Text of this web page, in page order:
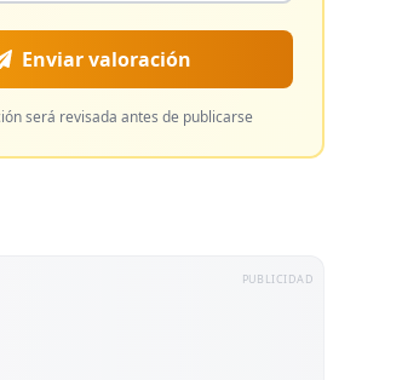
Enviar valoración
será revisada antes de publicarse
PUBLICIDAD